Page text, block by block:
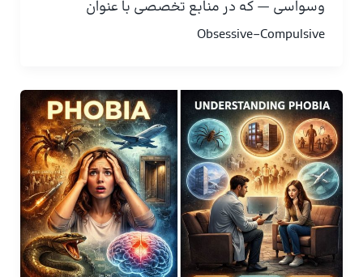
وسواسی — که در منابع تخصصی با عنوان
Obsessive–Compulsive